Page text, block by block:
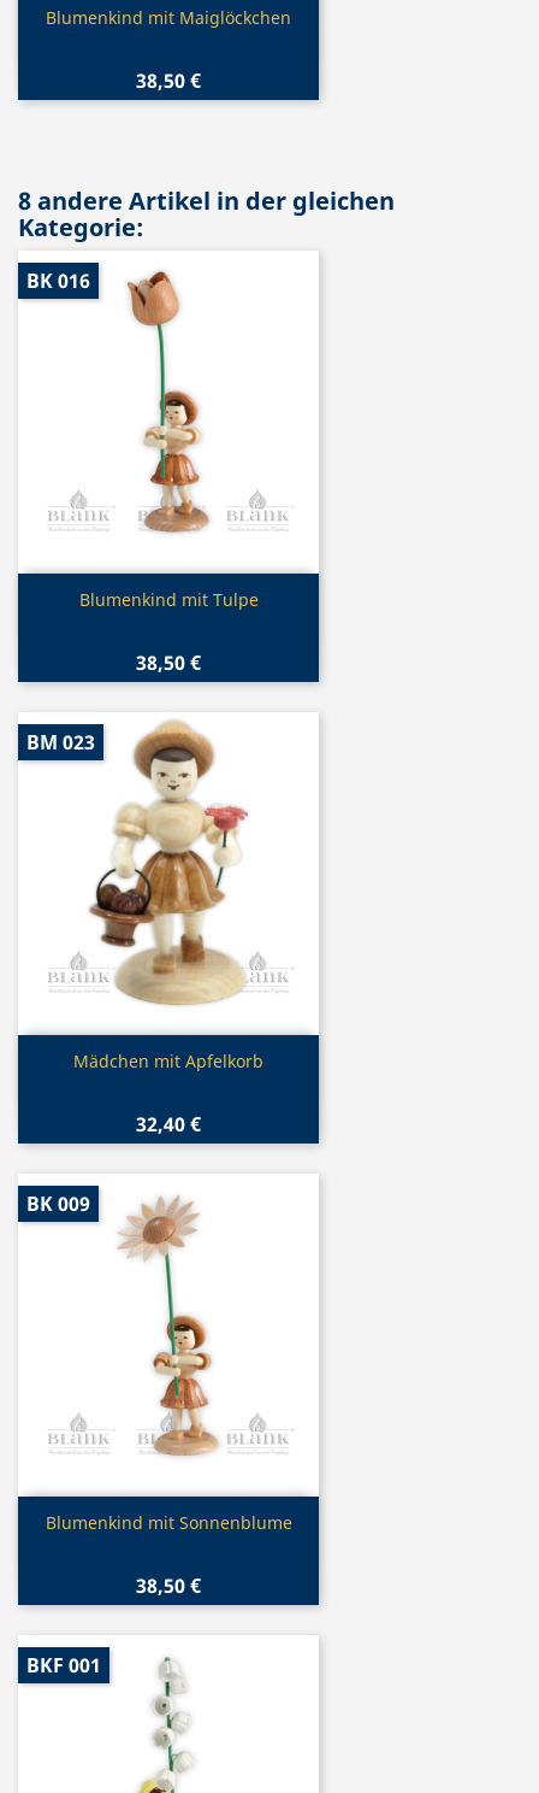
Vorschau
Blumenkind mit Maiglöckchen
38,50 €
8 andere Artikel in der gleichen
Kategorie:
Vorschau
Blumenkind mit Tulpe
38,50 €
BK 016
Vorschau
Mädchen mit Apfelkorb
32,40 €
BM 023
Vorschau
Blumenkind mit Sonnenblume
38,50 €
BK 009
BKF 001